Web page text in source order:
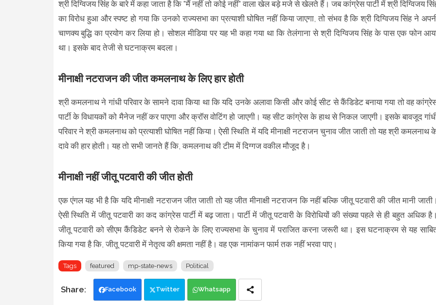
श्री दिग्विजय सिंह के बारे में कहा जाता है कि "मैं नहीं तो कोई नहीं" वाला खेल बड़े मजे से खेलते हैं। जब कांग्रेस पार्टी में श्री दिग्विजय
का विरोध हुआ और स्पष्ट हो गया कि उनको राज्यसभा का प्रत्याशी घोषित नहीं किया जाएगा, तो संभव है कि श्री दिग्विजय सिंह ने
चाणक्य बुद्धि का प्रयोग कर लिया हो। सोशल मीडिया पर यह भी कहा गया था कि तेलंगाना से श्री दिग्विजय सिंह के पास एक फोन
था। इसके बाद तेजी से घटनाक्रम बदला।
मीनाक्षी नटराजन की जीत कमलनाथ के लिए हार होती
श्री कमलनाथ ने गांधी परिवार के सामने दावा किया था कि यदि उनके अलावा किसी और कोई सीट से कैंडिडेट बनाया गया तो वह
पार्टी के विधायकों को मैनेज नहीं कर पाएगा और क्रॉस वोटिंग हो जाएगी। यह सीट कांग्रेस के हाथ से निकल जाएगी। इसके बावजूद
परिवार ने श्री कमलनाथ को प्रत्याशी घोषित नहीं किया। ऐसी स्थिति में यदि मीनाक्षी नटराजन चुनाव जीत जाती तो यह श्री कमलनाथ
दावे की हार होती। यह तो सभी जानते हैं कि, कमलनाथ की टीम में दिग्गज वकील मौजूद है।
मीनाक्षी नहीं जीतू पटवारी की जीत होती
एक एंगल यह भी है कि यदि मीनाक्षी नटराजन जीत जाती तो यह जीत मीनाक्षी नटराजन कि नहीं बल्कि जीतू पटवारी की जीत मानी
ऐसी स्थिति में जीतू पटवारी का कद कांग्रेस पार्टी में बढ़ जाता। पार्टी में जीतू पटवारी के विरोधियों की संख्या पहले से ही बहुत अधिक
जीतू पटवारी को सीएम कैंडिडेट बनने से रोकने के लिए राज्यसभा के चुनाव में पराजित करना जरूरी था। इस घटनाक्रम से यह
किया गया है कि, जीतू पटवारी में नेतृत्व की क्षमता नहीं है। वह एक नामांकन फार्म तक नहीं भरवा पाए।
Tags featured mp-state-news Political
Facebook Twitter Whatsapp